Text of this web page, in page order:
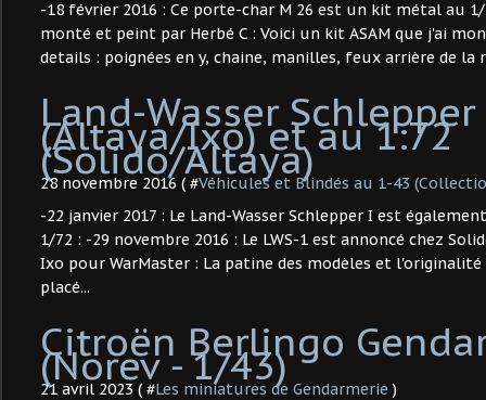
-18 février 2016 : Ce porte-char M 26 est un kit métal au 1/
monté et peint par Herbé C : Voici un kit ASAM que j'ai
details : poignées en y, chaine, manilles, feux arrière de la
Land-Wasser
(Altaya/Ixo) et au 1:72
(Solido/Altaya)
28 novembre 2016 ( #Véhicules et Blindés au 1-43
-22 janvier 2017 : Le Land-Wasser Schlepper I est
1/72 : -29 novembre 2016 : Le LWS-1 est annoncé chez
Ixo pour WarMaster : La patine des modèles et
placé...
Citroën Berlingo
(Norev - 1/43)
21 avril 2023 ( #Les miniatures de Gendarmerie )